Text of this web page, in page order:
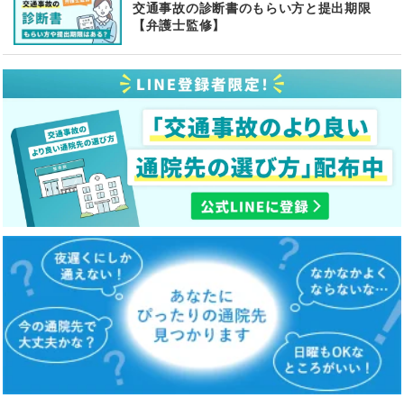
交通事故の診断書のもらい方と提出期限
【弁護士監修】